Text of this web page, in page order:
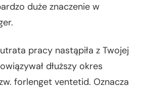
duże znaczenie w
pracy nastąpiła z Twojej
dłuższy okres
forlenget ventetid. Oznacza